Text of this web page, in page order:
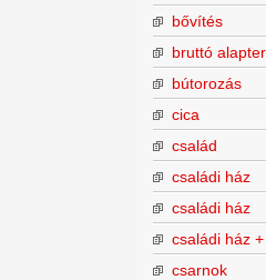
bővítés
bruttó
bútorozás
cica
család
családi ház
családi ház
családi ház
csarnok